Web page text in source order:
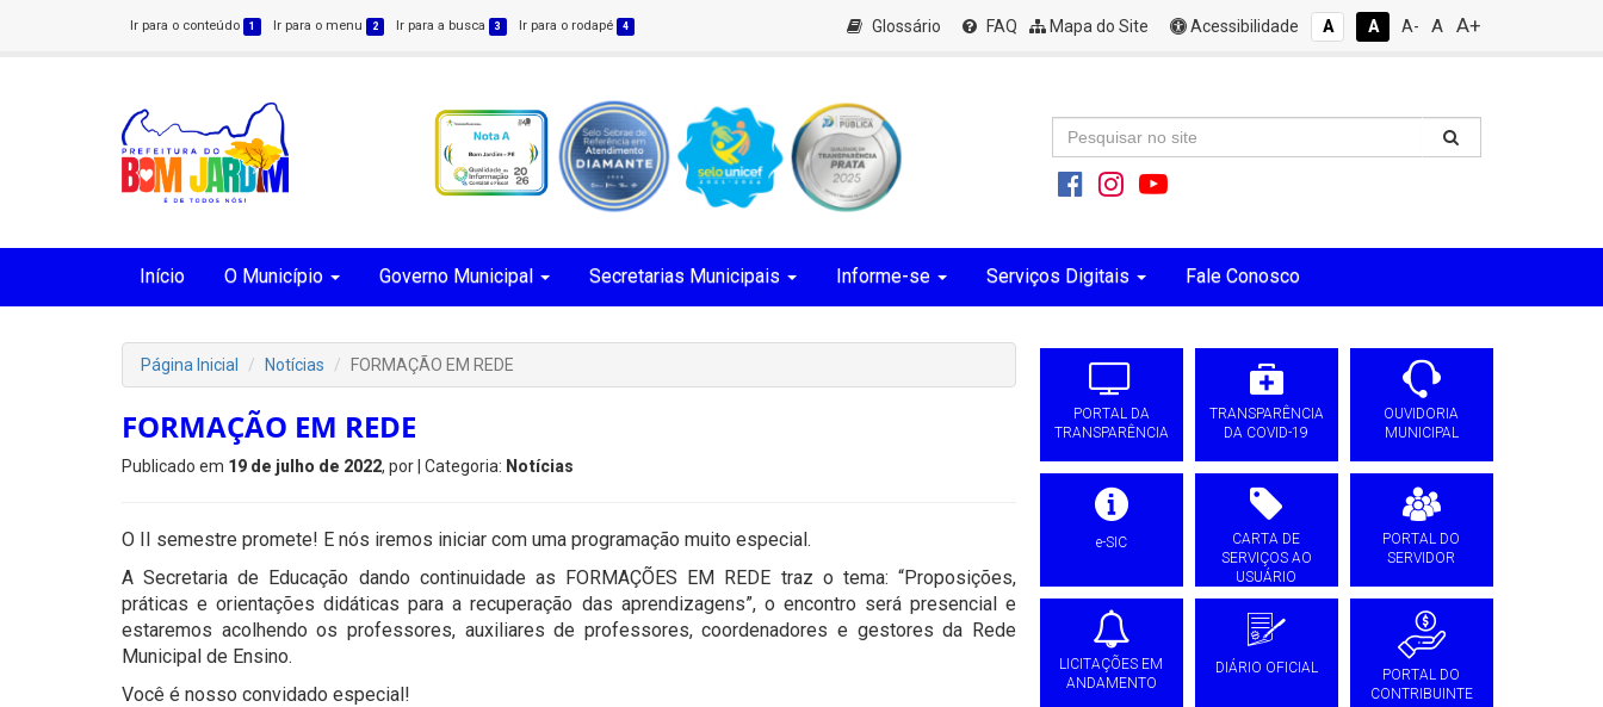
Ir para o conteúdo 1 Ir para o menu 2 Ir para a busca 3 Ir para o rodapé 4 Glossário FAQ Mapa do Site Acessibilidade A A A- A A+
Início O Município Governo Municipal Secretarias Municipais Informe-se Serviços Digitais Fale Conosco
Página Inicial Notícias FORMAÇÃO EM REDE
FORMAÇÃO EM REDE
Publicado em 19 de julho de 2022, por | Categoria: Notícias
O II semestre promete! E nós iremos iniciar com uma programação muito especial.
A Secretaria de Educação dando continuidade as FORMAÇÕES EM REDE traz o tema: “Proposições,
práticas e orientações didáticas para a recuperação das aprendizagens”, o encontro será presencial e
estaremos acolhendo os professores, auxiliares de professores, coordenadores e gestores da Rede
Municipal de Ensino.
Você é nosso convidado especial!
PORTAL DA
TRANSPARÊNCIA
TRANSPARÊNCIA
DA COVID-19
OUVIDORIA
MUNICIPAL
e-SIC
CARTA DE
SERVIÇOS AO
USUÁRIO
PORTAL DO
SERVIDOR
LICITAÇÕES EM
ANDAMENTO
DIÁRIO OFICIAL
PORTAL DO
CONTRIBUINTE